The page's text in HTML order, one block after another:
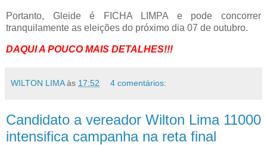
Portanto, Gleide é FICHA LIMPA e pode concorrer
tranquilamente as eleições do próximo dia 07 de outubro.
DAQUI A POUCO MAIS DETALHES!!!
WILTON LIMA às 17:52 4 comentários:
Candidato a vereador Wilton Lima 11000
intensifica campanha na reta final